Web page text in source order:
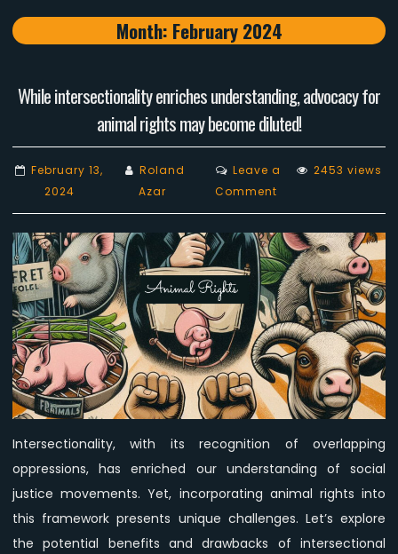
Month: February 2024
While intersectionality enriches understanding, advocacy for
animal rights may become diluted!
February 13,
2024
Roland
Azar
Leave a
Commenton
While
intersectionality
enriches
understanding,
advocacy
for
animal
rights
may
become
2453 views
Intersectionality, with its recognition of overlapping
oppressions, has enriched our understanding of social
justice movements. Yet, incorporating animal rights into
this framework presents unique challenges. Let’s explore
the potential benefits and drawbacks of intersectional